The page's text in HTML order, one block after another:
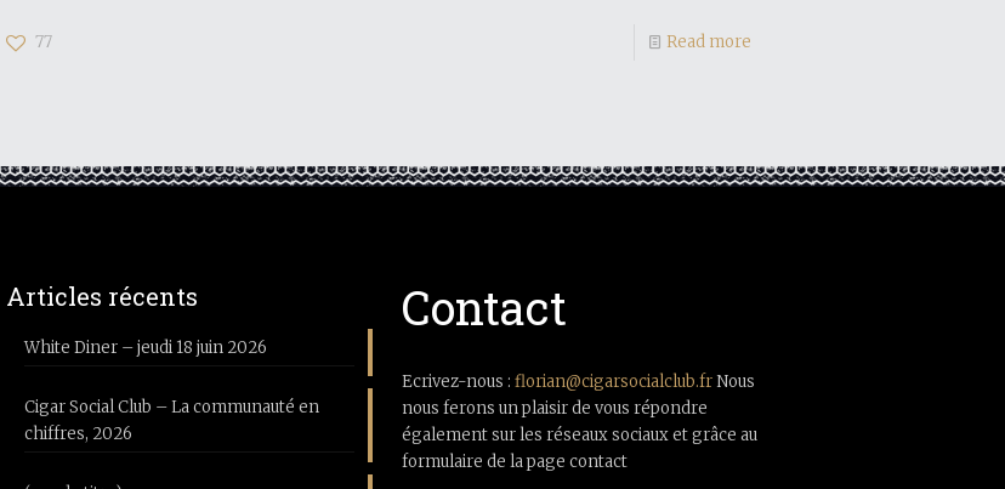
77 Read more
Articles récents
White Diner – jeudi 18 juin 2026
Cigar Social Club – La communauté en
chiffres, 2026
Contact
Ecrivez-nous :florian@cigarsocialclub.frNous
nous ferons un plaisir de vous répondre
également sur les réseaux sociaux et grâce au
formulaire de la page contact